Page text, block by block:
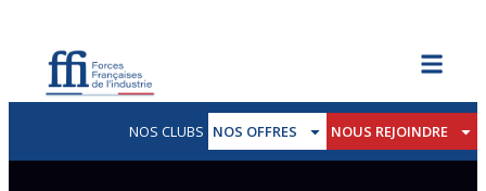
NOS CLUBS NOS OFFRES NOUS REJOINDRE